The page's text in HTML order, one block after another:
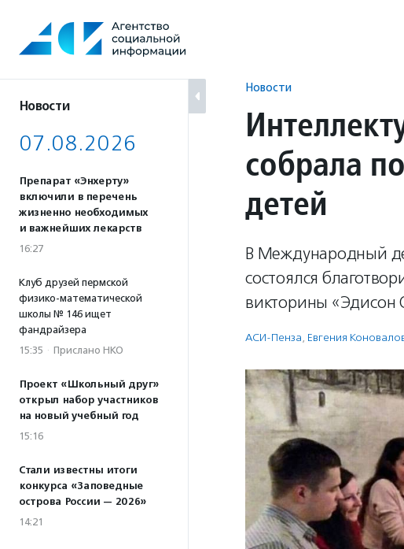
содержанию
Новости
07.08.2026
Препарат «Энхерту»
включили в перечень
жизненно необходимых
и важнейших лекарств
16:27
Клуб друзей пермской
физико-математической
школы № 146 ищет
фандрайзера
15:35 · Прислано НКО
Проект «Школьный друг»
открыл набор участников
на новый учебный год
15:16
Стали известны итоги
конкурса «Заповедные
острова России — 2026»
14:21
Новости
собрала
детей
В Международный
состоялся
викторины «Эдисон
АСИ-Пенза, Евгения